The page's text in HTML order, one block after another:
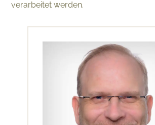
verarbeitet werden.